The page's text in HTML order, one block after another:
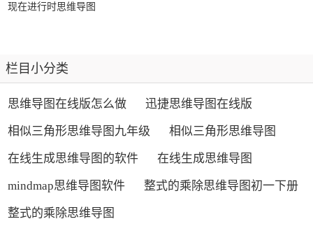
现在进行时思维导图
栏目小分类
思维导图在线版怎么做 迅捷思维导图在线版
相似三角形思维导图九年级 相似三角形思维导图
在线生成思维导图的软件 在线生成思维导图
mindmap思维导图软件 整式的乘除思维导图初一下册
整式的乘除思维导图